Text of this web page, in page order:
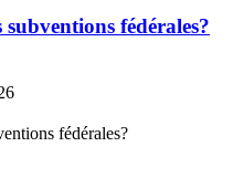
fédérales?